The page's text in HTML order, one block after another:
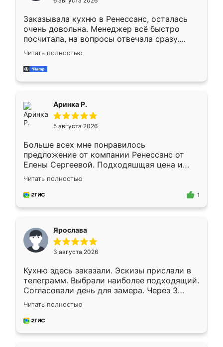
мебели буду заказывать только здесь.
Заказывала кухню в Ренессанс, осталась
очень довольна. Менеджер всё быстро
посчитала, на вопросы отвечала сразу.
Замерщик приехал в субботу, подошёл к
делу со всей ответственностью. Собрали
за день, ребята работали аккуратно, даже
Читать полностью
Аринка Р.
5 августа 2026
Больше всех мне понравилось
предложение от компании Ренессанс от
Елены Сергеевой. Подходяшщая цена и
короткие сроки изготовления. Приехавший
для замера сотрудник Владислав
предложил по моему эскизу самый
Читать полностью
1
Ярослава
3 августа 2026
Кухню здесь заказали. Эскизы прислали в
телеграмм. Выбрали наиболее подходящий.
Согласовали день для замера. Через 3
недели кухня была уже готова. Остались
довольны работой. Спасибо Ренессанс
мебель за качественную работу!
Читать полностью